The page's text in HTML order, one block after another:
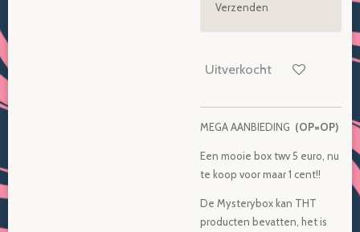
Verzenden
Uitverkocht
MEGA AANBIEDING (OP=OP)
Een mooie box twv 5 euro, nu
te koop voor maar 1 cent!!
De Mysterybox kan THT
producten bevatten, het is